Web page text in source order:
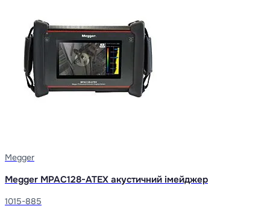
Megger
Megger MPAC128-ATEX акустичний імейджер
1015-885